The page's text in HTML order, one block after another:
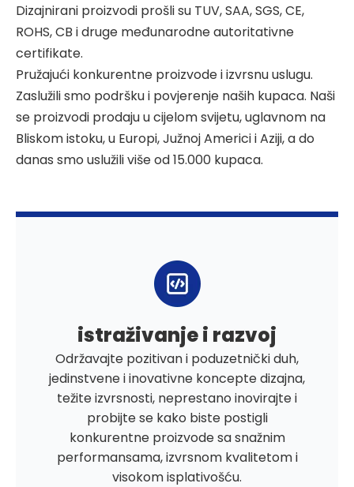
Dizajnirani proizvodi prošli su TUV, SAA, SGS, CE,
ROHS, CB i druge međunarodne autoritativne
certifikate.
Pružajući konkurentne proizvode i izvrsnu uslugu.
Zaslužili smo podršku i povjerenje naših kupaca. Naši
se proizvodi prodaju u cijelom svijetu, uglavnom na
Bliskom istoku, u Europi, Južnoj Americi i Aziji, a do
danas smo uslužili više od 15.000 kupaca.
istraživanje i razvoj
Održavajte pozitivan i poduzetnički duh,
jedinstvene i inovativne koncepte dizajna,
težite izvrsnosti, neprestano inovirajte i
probijte se kako biste postigli
konkurentne proizvode sa snažnim
performansama, izvrsnom kvalitetom i
visokom isplativošću.